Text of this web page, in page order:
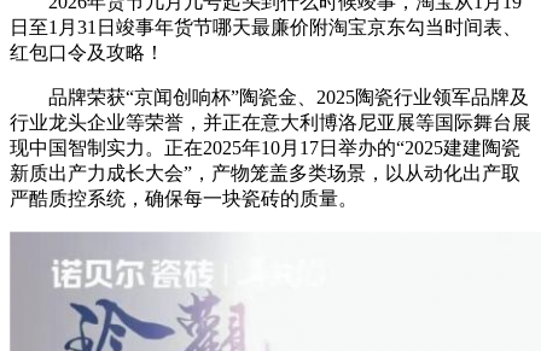
日至1月31日竣事年货节哪天最廉价附淘宝京东勾当时间表、
红包口令及攻略！
品牌荣获“京闻创响杯”陶瓷金、2025陶瓷行业领军品牌及
行业龙头企业等荣誉，并正在意大利博洛尼亚展等国际舞台展
现中国智制实力。正在2025年10月17日举办的“2025建建陶瓷
新质出产力成长大会”，产物笼盖多类场景，以从动化出产取
严酷质控系统，确保每一块瓷砖的质量。